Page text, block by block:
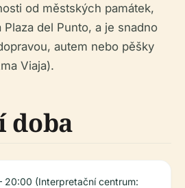
od městských památek,
Plaza del Punto, a je snadno
autem nebo pěšky
Viaja).
doba
20:00 (Interpretační centrum: